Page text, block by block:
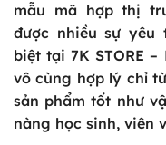
mẫu mã hợp thị
được nhiều sự yêu
biệt tại 7K STORE
vô cùng hợp lý chỉ
sản phẩm tốt như
nàng học sinh, viên